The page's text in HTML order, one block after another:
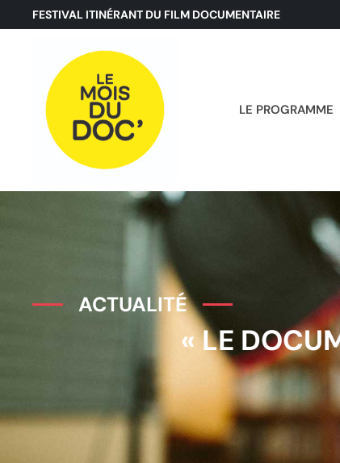
FESTIVAL ITINÉRANT DU FILM DOCUMENTAIRE
LE PROGRAMME
ACTUALITÉ
« LE